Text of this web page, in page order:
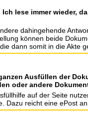
lese immer wieder,
dahingehende
können beide
dann somit in die Akte
Ausfüllen der
oder andere
auf der Seite
Dazu reicht eine ePost